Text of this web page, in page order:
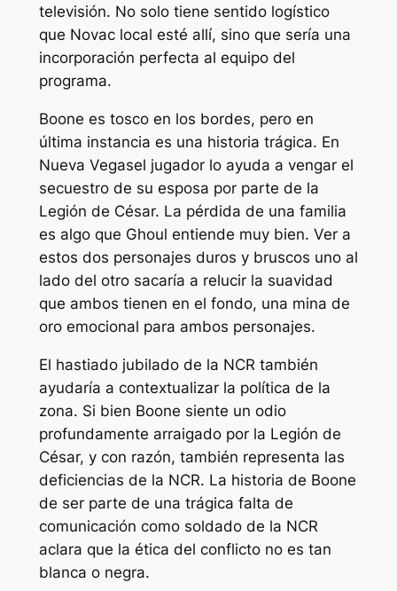
televisión. No solo tiene sentido logístico
que Novac local esté allí, sino que sería una
incorporación perfecta al equipo del
programa.
Boone es tosco en los bordes, pero en
última instancia es una historia trágica. En
Nueva Vegasel jugador lo ayuda a vengar el
secuestro de su esposa por parte de la
Legión de César. La pérdida de una familia
es algo que Ghoul entiende muy bien. Ver a
estos dos personajes duros y bruscos uno al
lado del otro sacaría a relucir la suavidad
que ambos tienen en el fondo, una mina de
oro emocional para ambos personajes.
El hastiado jubilado de la NCR también
ayudaría a contextualizar la política de la
zona. Si bien Boone siente un odio
profundamente arraigado por la Legión de
César, y con razón, también representa las
deficiencias de la NCR. La historia de Boone
de ser parte de una trágica falta de
comunicación como soldado de la NCR
aclara que la ética del conflicto no es tan
blanca o negra.